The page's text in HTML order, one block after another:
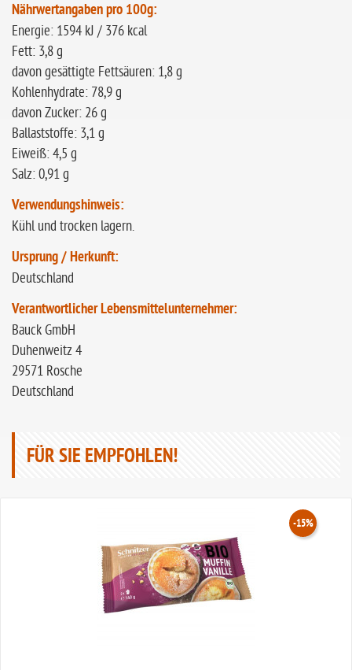
Nährwertangaben pro 100g:
Energie: 1594 kJ / 376 kcal
Fett: 3,8 g
davon gesättigte Fettsäuren: 1,8 g
Kohlenhydrate: 78,9 g
davon Zucker: 26 g
Ballaststoffe: 3,1 g
Eiweiß: 4,5 g
Salz: 0,91 g
Verwendungshinweis:
Kühl und trocken lagern.
Ursprung / Herkunft:
Deutschland
Verantwortlicher Lebensmittelunternehmer:
Bauck GmbH
Duhenweitz 4
29571 Rosche
Deutschland
FÜR SIE EMPFOHLEN!
-15%